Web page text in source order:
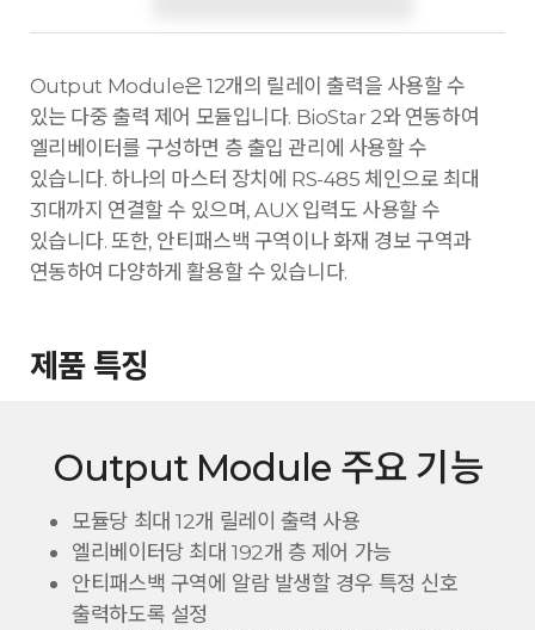
Output Module은 12개의 릴레이 출력을 사용할 수
있는 다중 출력 제어 모듈입니다. BioStar 2와 연동하여
엘리베이터를 구성하면 층 출입 관리에 사용할 수
있습니다. 하나의 마스터 장치에 RS-485 체인으로 최대
31대까지 연결할 수 있으며, AUX 입력도 사용할 수
있습니다. 또한, 안티패스백 구역이나 화재 경보 구역과
연동하여 다양하게 활용할 수 있습니다.
제품 특징
Output Module 주요 기능
모듈당 최대 12개 릴레이 출력 사용
엘리베이터당 최대 192개 층 제어 가능
안티패스백 구역에 알람 발생할 경우 특정 신호
출력하도록 설정